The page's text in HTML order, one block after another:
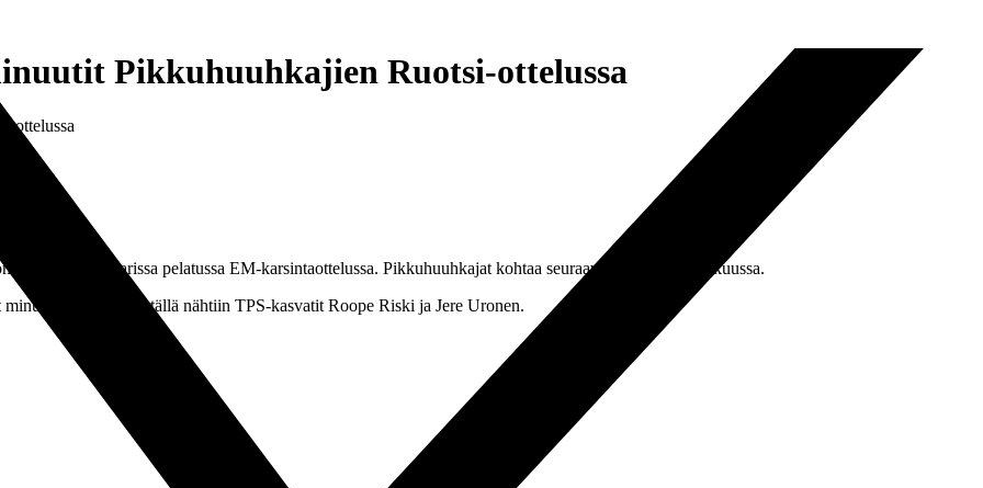
Pikkuhuuhkajien Ruotsi-ottelussa
ottelussa
Kalmarissa pelatussa EM-karsintaottelussa. Pikkuhuuhkajat kohtaa seuraavaksi Liettuan elokuussa.
Lisäksi kentällä nähtiin TPS-kasvatit Roope Riski ja Jere Uronen.